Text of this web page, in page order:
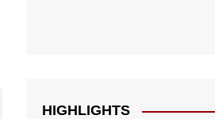
HIGHLIGHTS